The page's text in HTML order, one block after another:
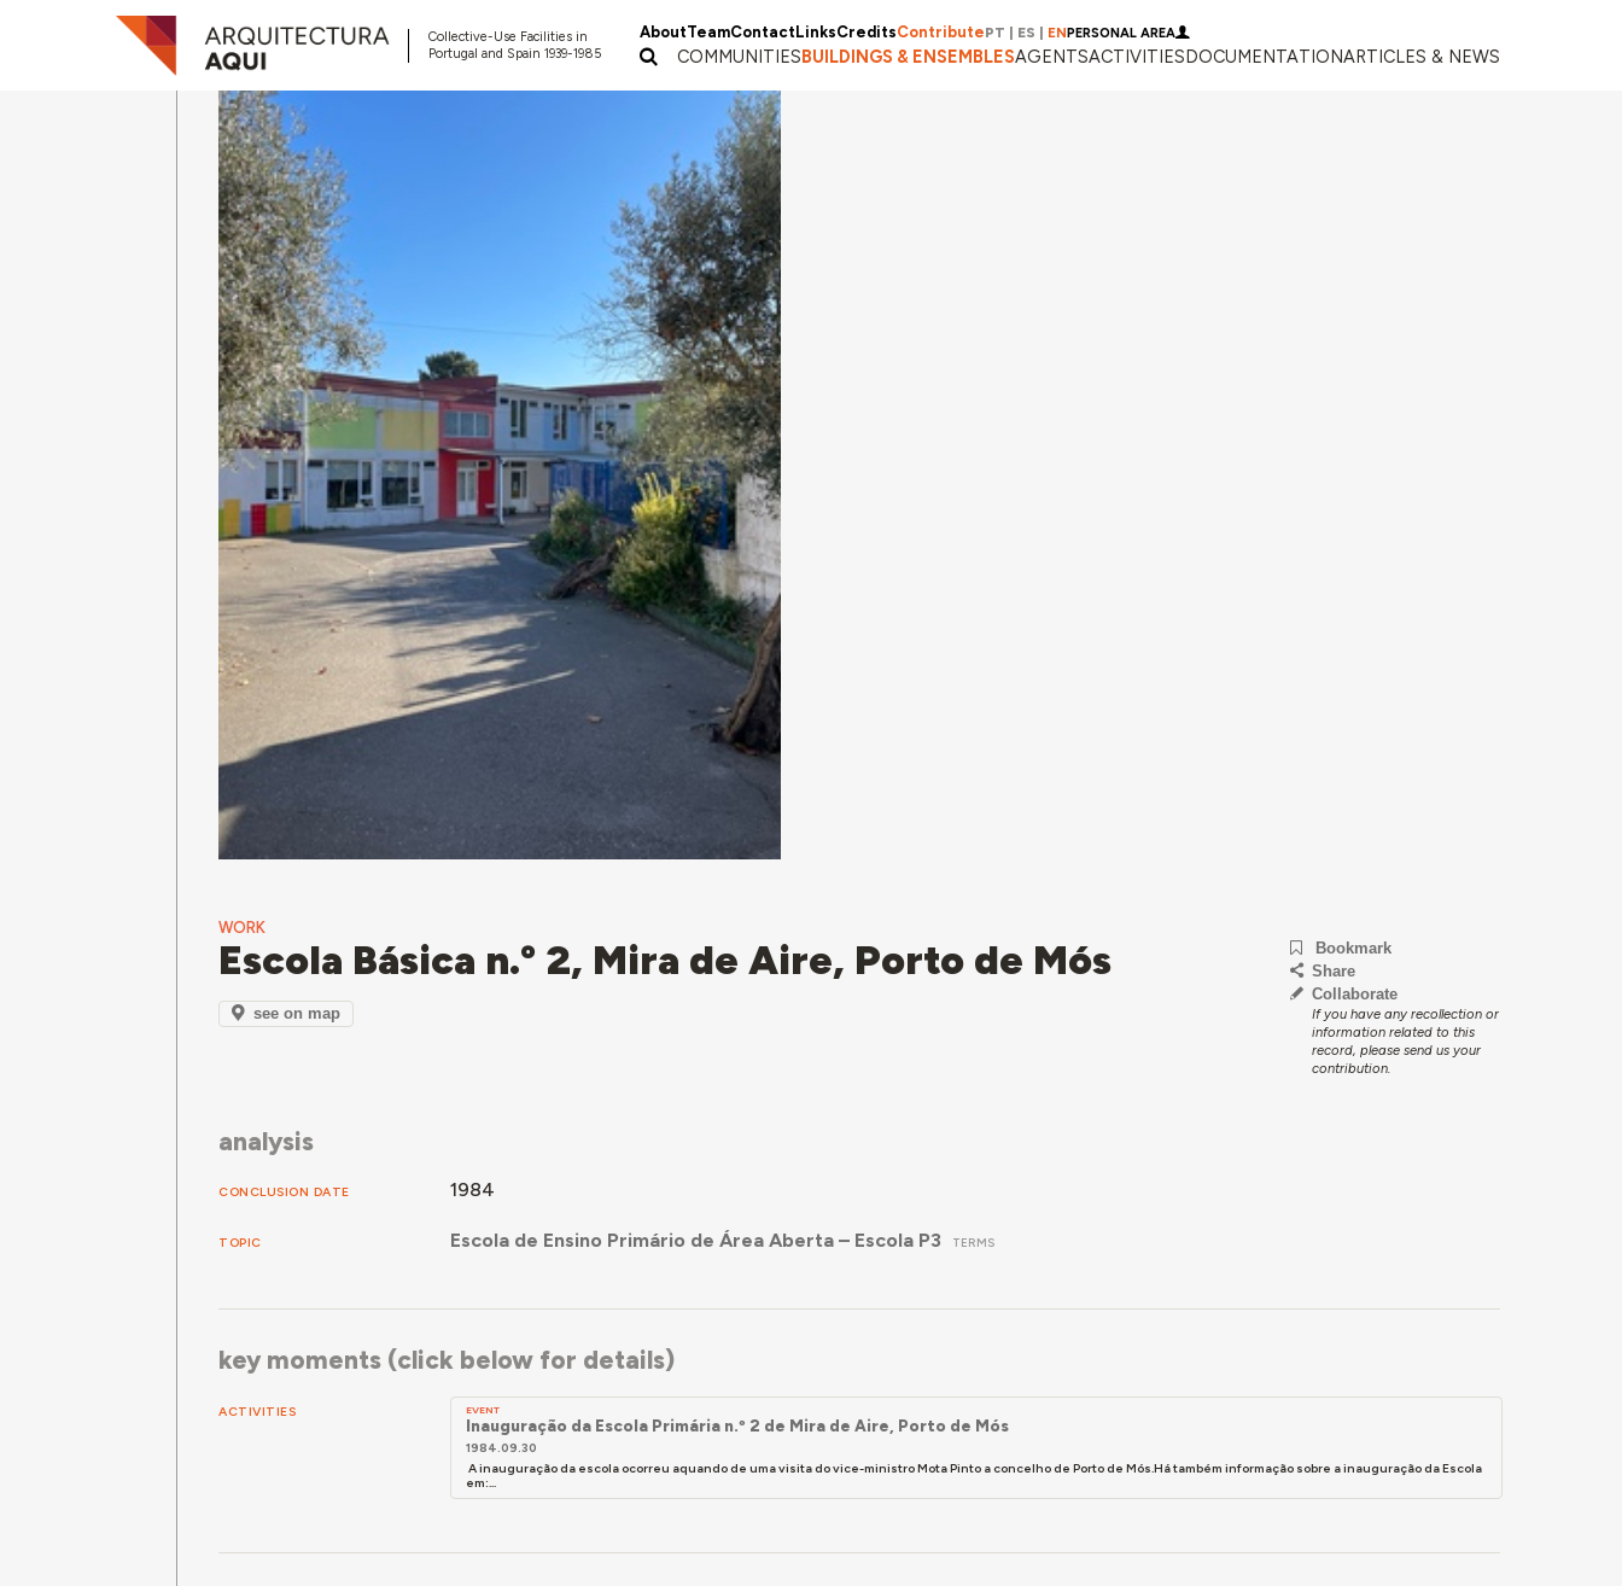
Collective-Use Facilities in
Portugal and Spain 1939-1985
AboutTeamContactLinksCreditsContributePT ES ENPERSONAL AREA
COMMUNITIESBUILDINGS & ENSEMBLESAGENTSACTIVITIESDOCUMENTATIONARTICLES & NEWS
WORK
Escola Básica n.º 2, Mira de Aire, Porto de Mós
see on map
Bookmark
Share
Collaborate
If you have any recollection or
information related to this
record, please send us your
contribution.
analysis
CONCLUSION DATE 1984
TOPIC Escola de Ensino Primário de Área Aberta – Escola P3 TERMS
key moments (click below for details)
ACTIVITIES EVENT
Inauguração da Escola Primária n.º 2 de Mira de Aire, Porto de Mós
1984.09.30
A inauguração da escola ocorreu aquando de uma visita do vice-ministro Mota Pinto a concelho de Porto de Mós.Há também informação sobre a inauguração da Escola
em:...